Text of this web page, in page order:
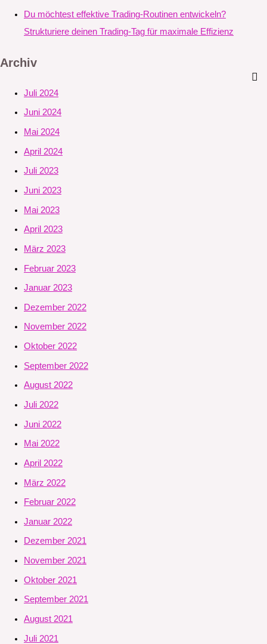
Du möchtest effektive Trading-Routinen entwickeln?
Strukturiere deinen Trading-Tag für maximale Effizienz
Archiv
Juli 2024
Juni 2024
Mai 2024
April 2024
Juli 2023
Juni 2023
Mai 2023
April 2023
März 2023
Februar 2023
Januar 2023
Dezember 2022
November 2022
Oktober 2022
September 2022
August 2022
Juli 2022
Juni 2022
Mai 2022
April 2022
März 2022
Februar 2022
Januar 2022
Dezember 2021
November 2021
Oktober 2021
September 2021
August 2021
Juli 2021